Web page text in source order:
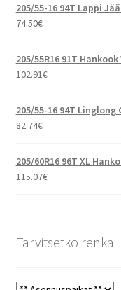
205/55-16 94T Lappi
74.50€
205/55R16 91T Hankook
102.91€
205/55-16 94T Linglong
82.74€
205/60R16 96T XL
115.07€
Tarvitsetko